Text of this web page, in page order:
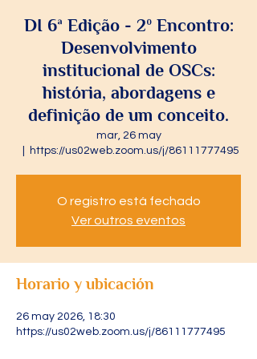
DI 6ª Edição - 2º Encontro:
Desenvolvimento
institucional de OSCs:
história, abordagens e
definição de um conceito.
mar, 26 may
https://us02web.zoom.us/j/86111777495
O registro está fechado
Ver outros eventos
Horario y ubicación
26 may 2026, 18:30
https://us02web.zoom.us/j/86111777495